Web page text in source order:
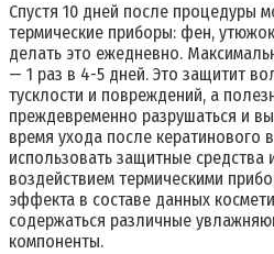
Спустя 10 дней после процедуры
термические приборы: фен,
делать это ежедневно.
— 1 раз в 4-5 дней. Это защитит
тусклости и повреждений, а
преждевременно разрушаться и
время ухода после кератинового
использовать защитные средства
воздействием термическими
эффекта в составе данных
содержаться различные
компоненты.